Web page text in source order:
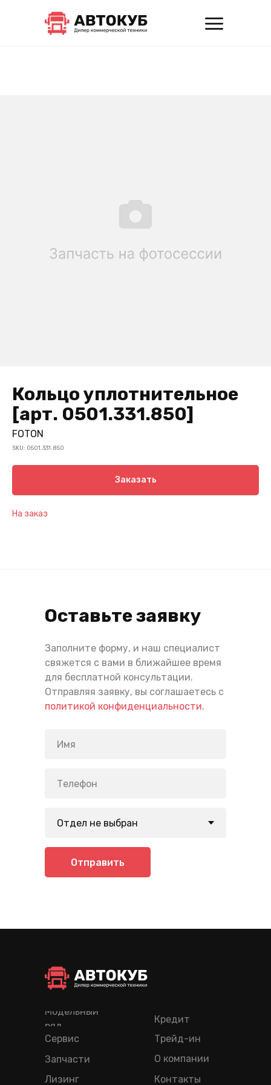
Кольцо уплотнительное
[арт. 0501.331.850]
FOTON
SKU: 0501.331.850
Заказать
На заказ
Оставьте заявку
Заполните форму, и наш специалист
свяжется с вами в ближайшее время
для бесплатной консультации.
Отправляя заявку, вы соглашаетесь с
политикой конфиденциальности.
Отправить
Лизинг
Кредит
Трейд-ин
Модельный
ряд
Сервис
Запчасти
О компании
Контакты